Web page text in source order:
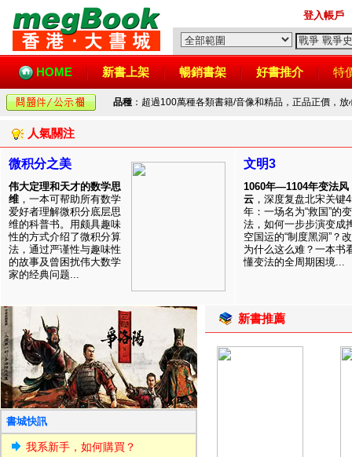
登入帳戶
HOME 新書上架 暢銷書架 好書推介 特
品種 ：超過100萬種各類書籍/音像和精品，正品正價，
人氣關注
微积分之美
伟大定理和天才的数学思
维 ，一本可帮助所有数学
爱好者理解微积分底层思
维的科普书。用颇具趣味
性的方式介绍了微积分算
法，通过严谨性与趣味性
的故事及曾困扰伟大数学
家的经典问题...
文明3
1060年—1104年变法风
云 ，深度复盘北宋关键
年：一场名为“救国”的变
法，如何一步步演变成
空国运的“制度黑洞”？
为什么这么难？一本书
懂变法的全周期困境...
書城快訊
我系新手，如何購買？
新書推薦